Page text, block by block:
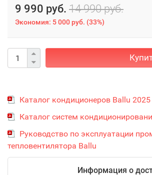
9 990 руб. 14 990 руб.
Экономия: 5 000 руб. (33%)
Каталог кондиционеров Ballu 2025
Каталог систем
Руководство по эксплуатации
тепловентилятора Ballu
Информация о